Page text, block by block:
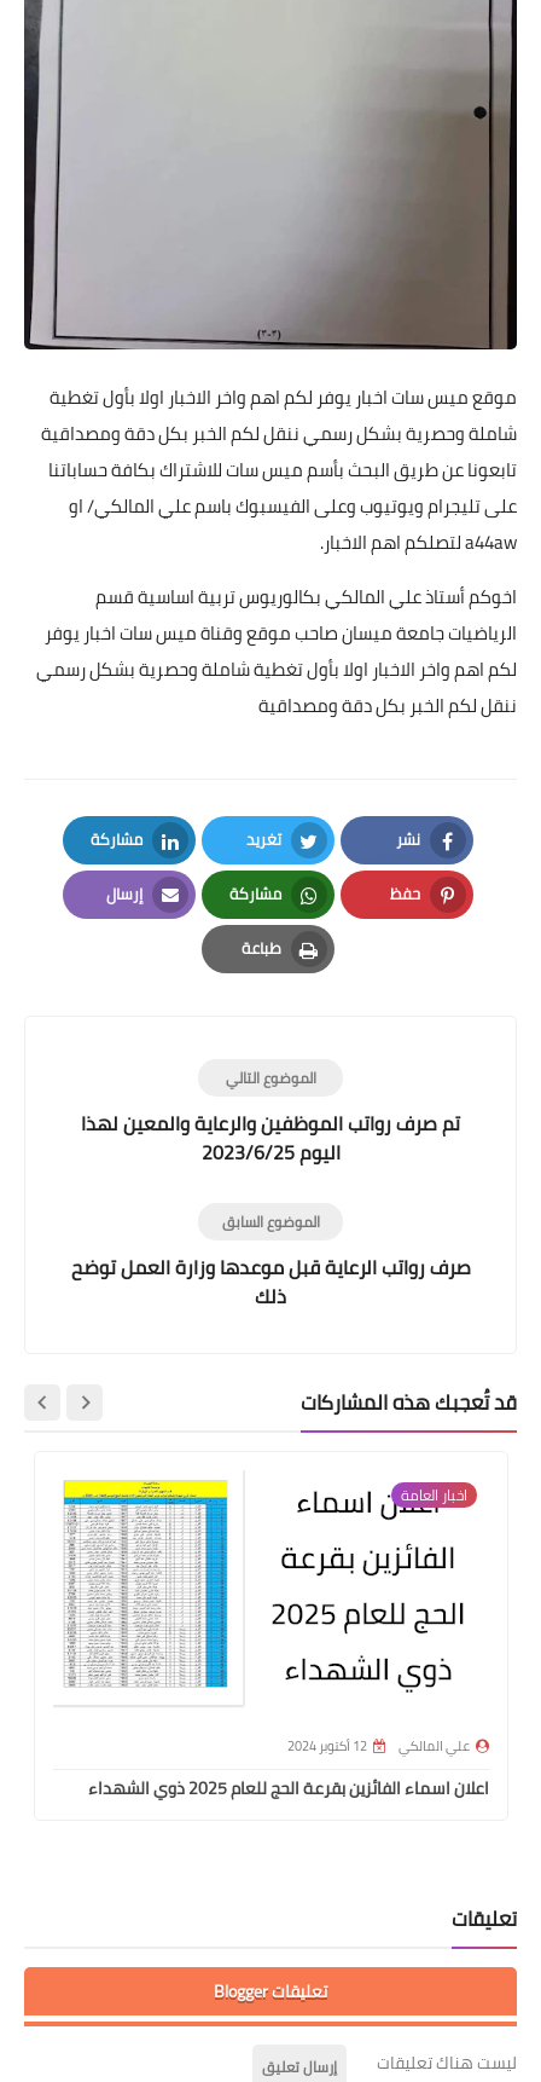
موقع ميس سات اخبار يوفر لكم اهم واخر الاخبار اولا بأول تغطية
شاملة وحصرية بشكل رسمي ننقل لكم الخبر بكل دقة ومصداقية
تابعونا عن طريق البحث بأسم ميس سات للاشتراك بكافة حساباتنا
على تليجرام ويوتيوب وعلى الفيسبوك باسم علي المالكي/ او
a44aw لتصلكم اهم الاخبار.
اخوكم أستاذ علي المالكي بكالوريوس تربية اساسية قسم
الرياضيات جامعة ميسان صاحب موقع وقناة ميس سات اخبار يوفر
لكم اهم واخر الاخبار اولا بأول تغطية شاملة وحصرية بشكل رسمي
ننقل لكم الخبر بكل دقة ومصداقية
نشر
Facebook
تغريد
Twitter
مشاركة
LinkedIn
حفظ
Pinterest
مشاركة
Whatsapp
إرسال
Email
طباعة
Print
الموضوع التالي
تم صرف رواتب الموظفين والرعاية والمعين لهذا
اليوم 2023/6/25
الموضوع السابق
صرف رواتب الرعاية قبل موعدها وزارة العمل توضح
ذلك
قد تُعجبك هذه المشاركات
اخبار العامة
علي المالكي 12 أكتوبر 2024
اعلان اسماء الفائزين بقرعة الحج للعام 2025 ذوي الشهداء
تعليقات
تعليقات Blogger
ليست هناك تعليقات إرسال تعليق